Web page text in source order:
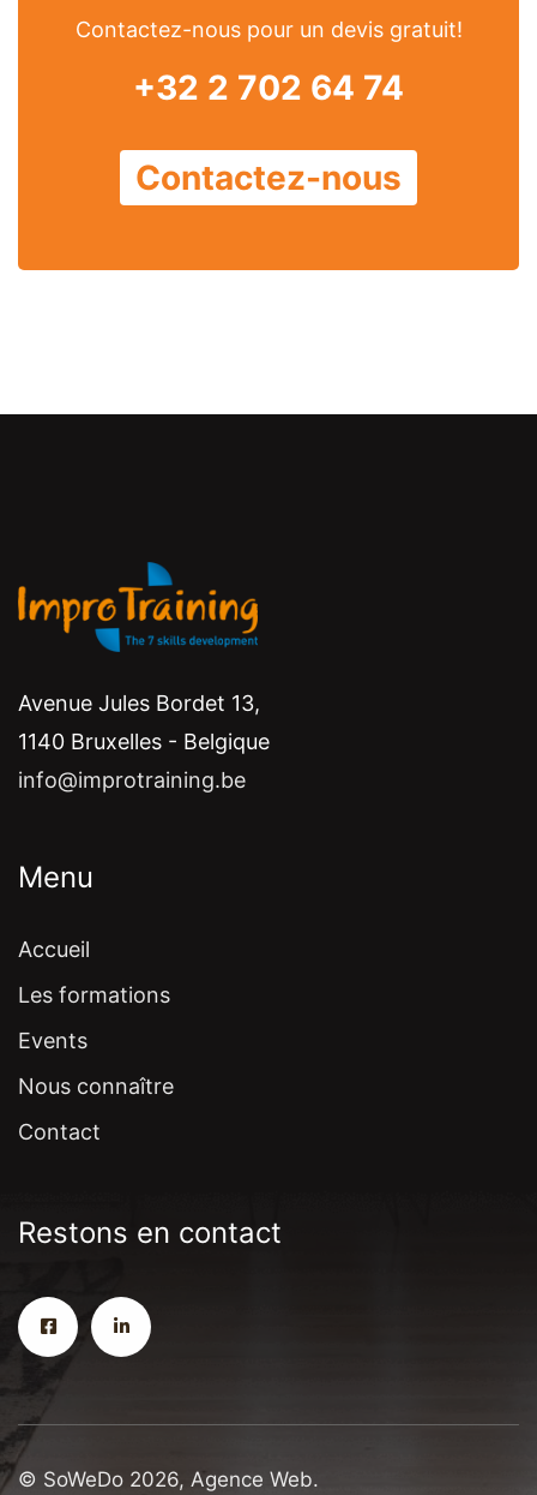
Contactez-nous pour un devis gratuit!
+32 2 702 64 74
Contactez-nous
Avenue Jules Bordet 13,
1140 Bruxelles - Belgique
info@improtraining.be
Menu
Accueil
Les formations
Events
Nous connaître
Contact
Restons en contact
© SoWeDo 2026, Agence Web.